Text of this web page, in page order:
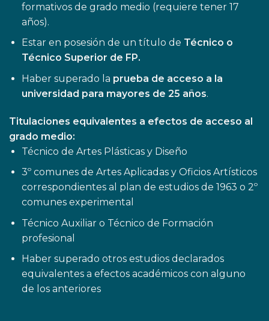
formativos de grado medio (requiere tener 17
años).
Estar en posesión de un título de Técnico o
Técnico Superior de FP.
Haber superado la prueba de acceso a la
universidad para mayores de 25 años.
Titulaciones equivalentes a efectos de acceso al
grado medio:
Técnico de Artes Plásticas y Diseño
3º comunes de Artes Aplicadas y Oficios Artísticos
correspondientes al plan de estudios de 1963 o 2º
comunes experimental
Técnico Auxiliar o Técnico de Formación
profesional
Haber superado otros estudios declarados
equivalentes a efectos académicos con alguno
de los anteriores